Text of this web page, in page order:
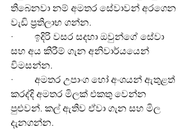
තිබෙනවා නම් අමතර සේවාවන් අරගෙන
වැඩි ප්‍රතිලාභ ගන්න.
·         ඉදිරි වසර සදහා ඔවුන්ගේ සේවා
සහ අය කිරීම් ගැන අනිවාර්යයෙන්
විමසන්න.
·         අමතර උපාංග හෝ අංශයන් ඇතුළත්
කරද්දි අමතර මිලක් එකතු වෙන්න
පුළුවන්. කල් ඇතිව ඒවා ගැන සහ මිල
දැනගන්න.